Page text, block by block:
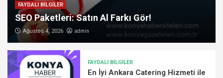
FAYDALI BİLGİLER
SEO Paketleri: Satın Al Farkı Gör!
Ağustos 4, 2026 admin
FAYDALI BİLGİLER
En İyi Ankara Catering Hizmeti ile